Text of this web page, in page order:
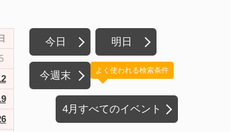
今日 明日
今週末
4月すべてのイベント
よく使われる検索条件